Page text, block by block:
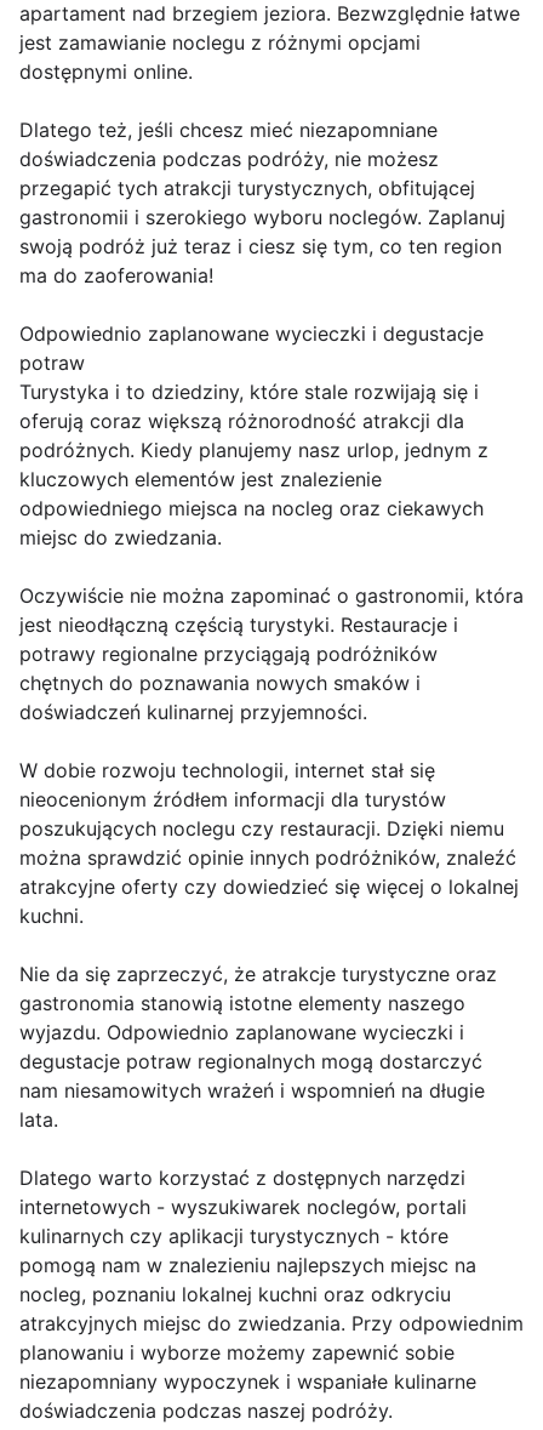
apartament nad brzegiem jeziora. Bezwzględnie łatwe
jest zamawianie noclegu z różnymi opcjami
dostępnymi online.
Dlatego też, jeśli chcesz mieć niezapomniane
doświadczenia podczas podróży, nie możesz
przegapić tych atrakcji turystycznych, obfitującej
gastronomii i szerokiego wyboru noclegów. Zaplanuj
swoją podróż już teraz i ciesz się tym, co ten region
ma do zaoferowania!
Odpowiednio zaplanowane wycieczki i degustacje
potraw
Turystyka i to dziedziny, które stale rozwijają się i
oferują coraz większą różnorodność atrakcji dla
podróżnych. Kiedy planujemy nasz urlop, jednym z
kluczowych elementów jest znalezienie
odpowiedniego miejsca na nocleg oraz ciekawych
miejsc do zwiedzania.
Oczywiście nie można zapominać o gastronomii, która
jest nieodłączną częścią turystyki. Restauracje i
potrawy regionalne przyciągają podróżników
chętnych do poznawania nowych smaków i
doświadczeń kulinarnej przyjemności.
W dobie rozwoju technologii, internet stał się
nieocenionym źródłem informacji dla turystów
poszukujących noclegu czy restauracji. Dzięki niemu
można sprawdzić opinie innych podróżników, znaleźć
atrakcyjne oferty czy dowiedzieć się więcej o lokalnej
kuchni.
Nie da się zaprzeczyć, że atrakcje turystyczne oraz
gastronomia stanowią istotne elementy naszego
wyjazdu. Odpowiednio zaplanowane wycieczki i
degustacje potraw regionalnych mogą dostarczyć
nam niesamowitych wrażeń i wspomnień na długie
lata.
Dlatego warto korzystać z dostępnych narzędzi
internetowych - wyszukiwarek noclegów, portali
kulinarnych czy aplikacji turystycznych - które
pomogą nam w znalezieniu najlepszych miejsc na
nocleg, poznaniu lokalnej kuchni oraz odkryciu
atrakcyjnych miejsc do zwiedzania. Przy odpowiednim
planowaniu i wyborze możemy zapewnić sobie
niezapomniany wypoczynek i wspaniałe kulinarne
doświadczenia podczas naszej podróży.